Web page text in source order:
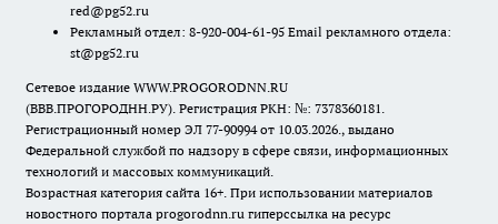
red@pg52.ru
Рекламный отдел: 8-920-004-61-95 Email рекламного отдела:
st@pg52.ru
Сетевое издание WWW.PROGORODNN.RU
(ВВВ.ПРОГОРОДНН.РУ). Регистрация РКН: №: 7378360181.
Регистрационный номер ЭЛ 77-90994 от 10.03.2026., выдано
Федеральной службой по надзору в сфере связи, информационных
технологий и массовых коммуникаций.
Возрастная категория сайта 16+. При использовании материалов
новостного портала progorodnn.ru гиперссылка на ресурс